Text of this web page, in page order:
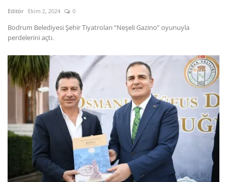
Kültür Sanat Tarih
Sağlık
Ekonomi
Gündem
Dünya
Editör Ekim 2, 2024 0
Bodrum Belediyesi Şehir Tiyatroları “Neşeli Gazino” oyunuyla
perdelerini açtı.